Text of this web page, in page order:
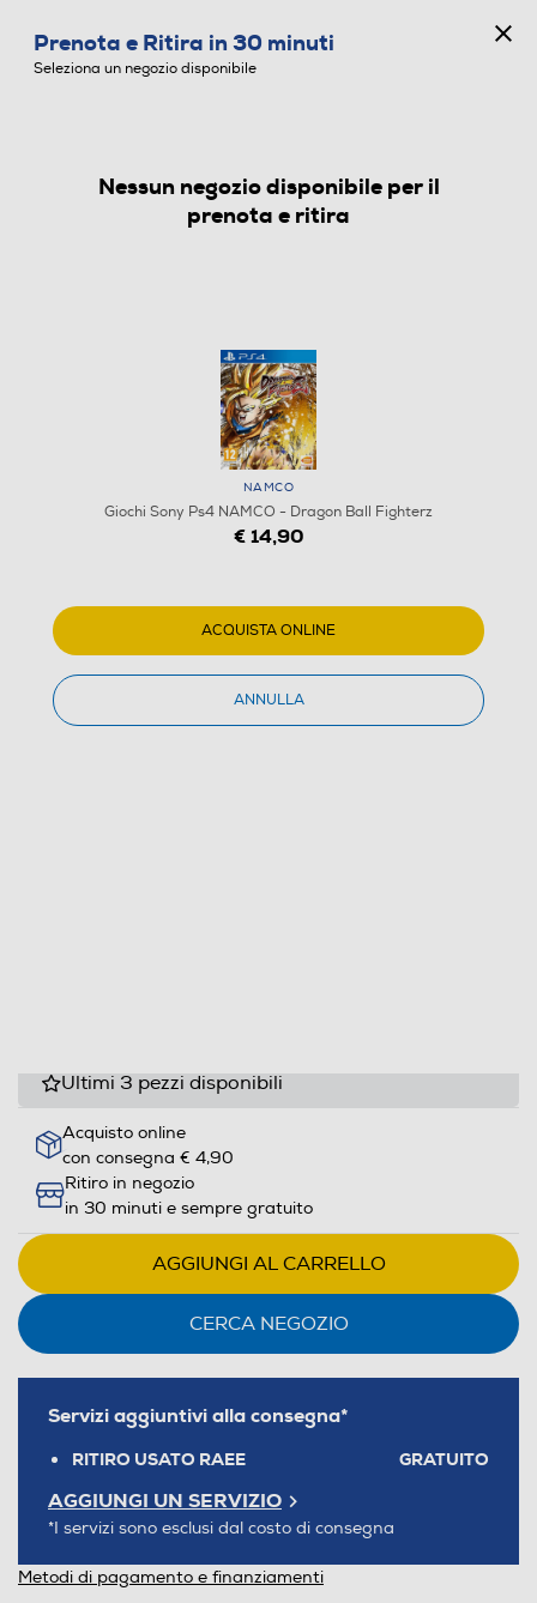
GIOCHI SONY PS4
1/1
Ultimi 3 pezzi disponibili
Acquisto online
con consegna € 4,90
Ritiro in negozio
in 30 minuti e sempre gratuito
AGGIUNGI AL CARRELLO
CERCA NEGOZIO
Servizi aggiuntivi alla consegna*
RITIRO USATO RAEE GRATUITO
AGGIUNGI UN SERVIZIO
*I servizi sono esclusi dal costo di consegna
Metodi di pagamento e finanziamenti
Prenota e Ritira in 30 minuti
Seleziona un negozio disponibile
Nessun negozio disponibile per il
prenota e ritira
NAMCO
Giochi Sony Ps4 NAMCO - Dragon Ball Fighterz
€ 14,90
ACQUISTA ONLINE
ANNULLA